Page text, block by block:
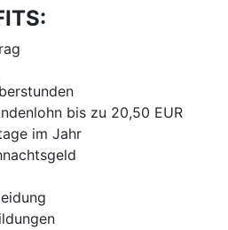
bis zu 20,50 EUR
im Jahr